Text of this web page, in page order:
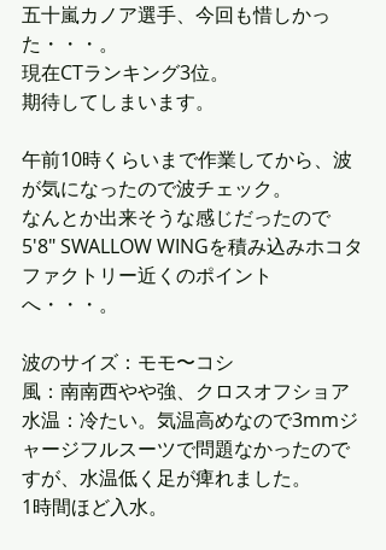
五十嵐カノア選手、今回も惜しかっ
た・・・。
現在CTランキング3位。
期待してしまいます。
午前10時くらいまで作業してから、波
が気になったので波チェック。
なんとか出来そうな感じだったので
5'8" SWALLOW WINGを積み込みホコタ
ファクトリー近くのポイント
へ・・・。
波のサイズ：モモ〜コシ
風：南南西やや強、クロスオフショア
水温：冷たい。気温高めなので3mmジ
ャージフルスーツで問題なかったので
すが、水温低く足が痺れました。
1時間ほど入水。